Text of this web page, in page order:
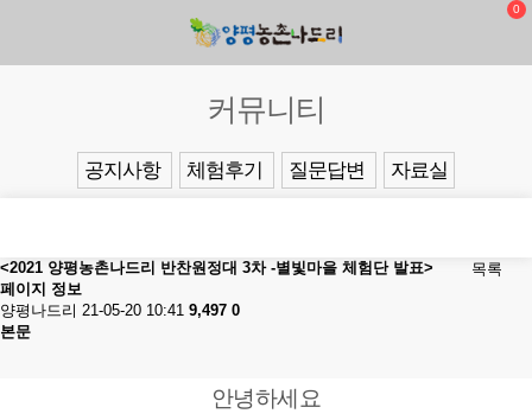
0
커뮤니티
공지사항 체험후기 질문답변 자료실
목록
<2021 양평농촌나드리 반찬원정대 3차 -별빛마을 체험단 발표>
페이지 정보
양평나드리 21-05-20 10:41 9,497 0
본문
안녕하세요